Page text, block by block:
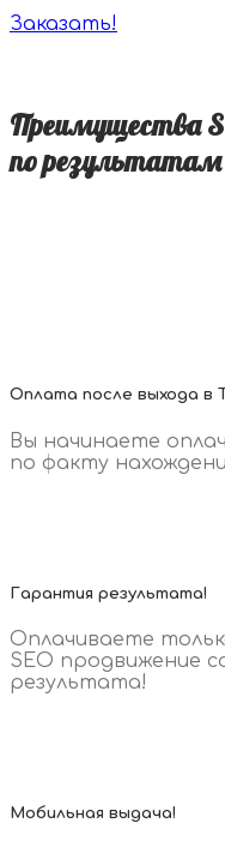
Заказать!
Преимущества
по
Оплата после выхода в
Вы начинаете
по факту
Гарантия результата!
Оплачиваете
SEO продвижение
результата!
Мобильная выдача!